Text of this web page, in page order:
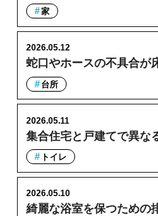
家
蛇口やホースの不具合が
2026.05.12
台所
集合住宅と戸建てで異な
2026.05.11
トイレ
綺麗な浴室を保つための
2026.05.10